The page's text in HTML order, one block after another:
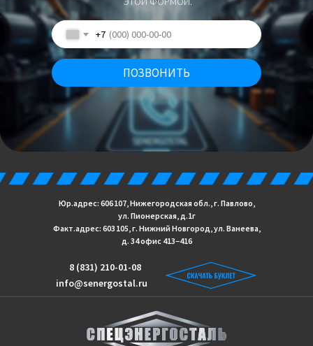
+7
ПОЗВОНИТЬ
info@senergostal.ru
8 (831) 210-01-08
Юр.адрес: 606 107, Нижегородская обл., г. Павлово,
ул. Пионерская, д.1г
Факт.адрес: 603 105, г. Нижний Новгород, ул. Ванеева,
д. 34 офис 413−416